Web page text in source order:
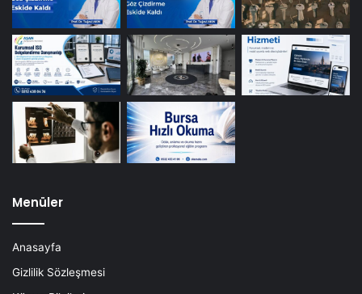
Menüler
Anasayfa
Gizlilik Sözleşmesi